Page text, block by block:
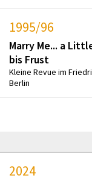
1995/96
Marry Me... a
bis Frust
Kleine Revue im
Berlin
2024